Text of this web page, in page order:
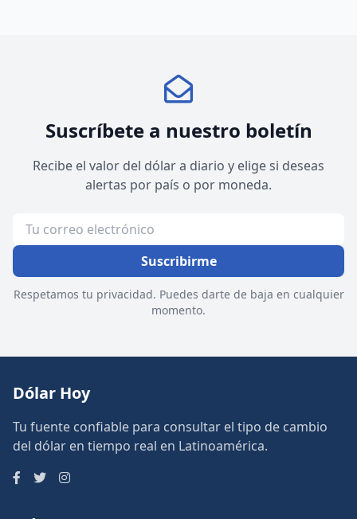
Suscríbete a nuestro boletín
Recibe el valor del dólar a diario y elige si deseas
alertas por país o por moneda.
Suscribirme
Respetamos tu privacidad. Puedes darte de baja en cualquier
momento.
Dólar Hoy
Tu fuente confiable para consultar el tipo de cambio
del dólar en tiempo real en Latinoamérica.